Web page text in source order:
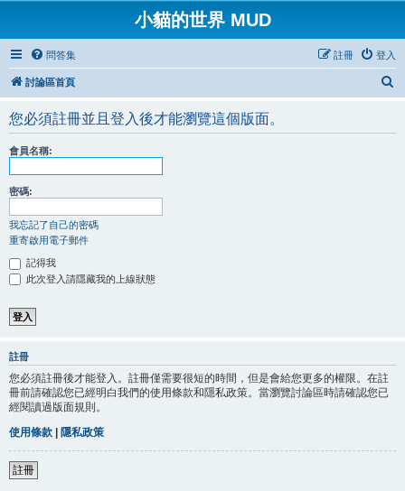
小貓的世界 MUD
問答集 登入
註冊
討論區首頁
您必須註冊並且登入後才能瀏覽這個版面。
會員名稱:
密碼:
我忘記了自己的密碼
重寄啟用電子郵件
記得我
此次登入請隱藏我的上線狀態
註冊
您必須註冊後才能登入。註冊僅需要很短的時間，但是會給您更多的權限。在註
冊前請確認您已經明白我們的使用條款和隱私政策。當瀏覽討論區時請確認您已
經閱讀過版面規則。
使用條款 | 隱私政策
註冊